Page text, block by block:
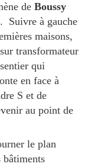
de Boussy
Suivre à gauche
maisons,
sur transformateur
qui
en face à
S et de
au point de
le plan
bâtiments